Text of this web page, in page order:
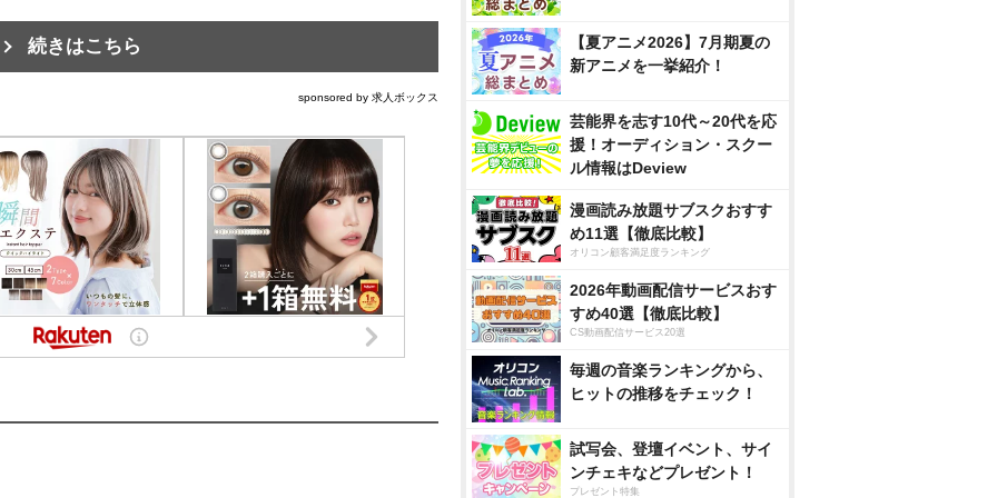
続きはこちら
sponsored by 求人ボックス
【夏アニメ2026】7月期夏の
新アニメを一挙紹介！
芸能界を志す10代～20代を応
援！オーディション・スクー
ル情報はDeview
漫画読み放題サブスクおすす
め11選【徹底比較】
オリコン顧客満足度ランキング
2026年動画配信サービスおす
すめ40選【徹底比較】
CS動画配信サービス20選
毎週の音楽ランキングから、
ヒットの推移をチェック！
試写会、登壇イベント、サイ
ンチェキなどプレゼント！
プレゼント特集